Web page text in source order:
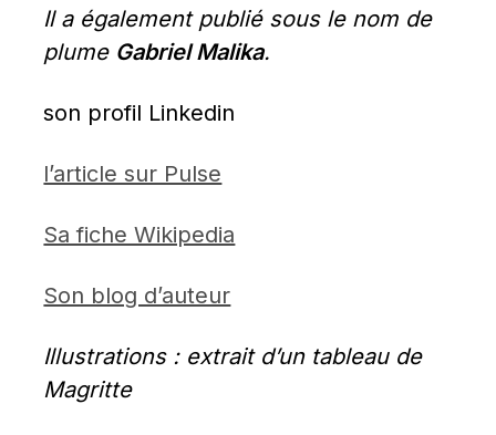
Il a également publié sous le nom de
plume Gabriel Malika.
son profil Linkedin
l’article sur Pulse
Sa fiche Wikipedia
Son blog d’auteur
Illustrations : extrait d’un tableau de
Magritte